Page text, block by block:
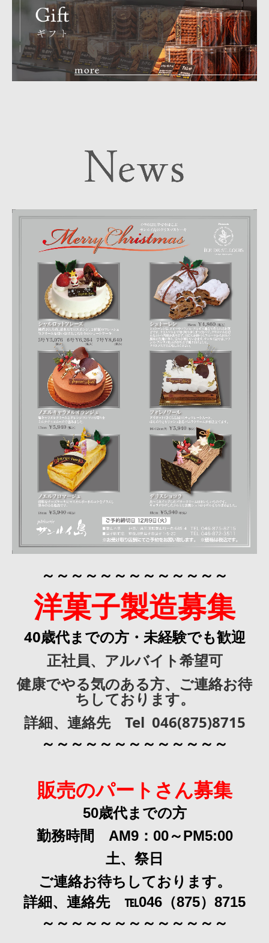
～～～～～～～～～～～～～
洋菓子製造募集
40歳代までの方・未経験でも歓迎
正社員、アルバイト希望可
健康でやる気のある方、ご連絡お待
ちしており ます。
詳細、連絡先 Tel 046(875)8715
～～～～～～～～～～～～～
販売のパートさん募集
50歳代までの方
勤務時間 AM9：00～PM5:00
土、祭日
ご連絡お待ちしております。
詳細、連絡先 ℡046（875）8715
～～～～～～～～～～～～～